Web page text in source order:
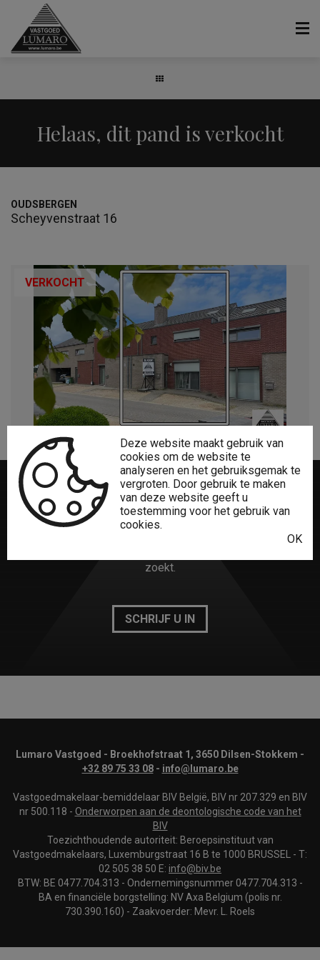
Helaas, dit pand is verkocht
OUDSBERGEN
Scheyvenstraat 16
VERKOCHT
Niet gevondenwat u zocht?
zoekt.
SCHRIJF U IN
Lumaro Vastgoed - Broekhofstraat 1, 3650 Dilsen-Stokkem -
+32 89 75 33 08- info@lumaro.be
Vastgoedmakelaar-bemiddelaar BIV België, BIV nr 207.329 en BIV
nr 500.118 - Onderworpen aan de deontologische code van het
BIV
Toezichthoudende autoriteit: Beroepsinstituut van
Vastgoedmakelaars, Luxemburgstraat 16 B te 1000 BRUSSEL - T:
02 505 38 50 E: info@biv.be
BTW: BE 0477.704.313 - Ondernemingsnummer 0477.704.313 -
BA en financiële borgstelling: NV Axa Belgium (polis nr.
730.390.160) - Zaakvoerder: Mevr. L. Roels
Deze website maakt gebruik van
cookies om de website te
analyseren en het gebruiksgemak te
vergroten. Door gebruik te maken
van deze website geeft u
toestemming voor het gebruik van
cookies.
OK